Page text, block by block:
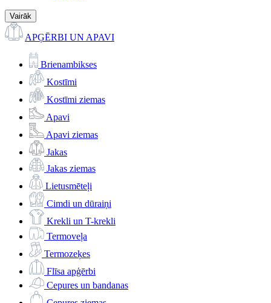
Vairāk
APĢĒRBI UN APAVI
Brienambikses
Kostīmi
Kostīmi ziemas
Apavi
Apavi ziemas
Jakas
Jakas ziemas
Lietusmēteļi
Cimdi un dūraiņi
Krekli un T-krekli
Termoveļa
Termozeķes
Flīsa apģērbi
Cepures un bandanas